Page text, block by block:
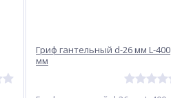
Гриф гантельный d-26 мм L-400
мм